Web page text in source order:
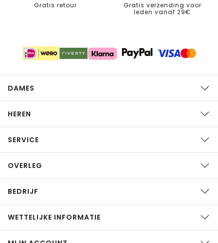
Gratis retour
Gratis verzending voor
leden vanaf 29€
DAMES
HEREN
SERVICE
OVERLEG
BEDRIJF
WETTELIJKE INFORMATIE